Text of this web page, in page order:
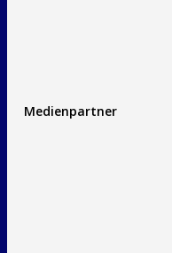
Medienpartner